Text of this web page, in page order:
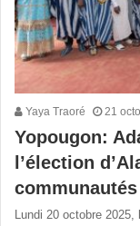
Yaya Traoré 21
Yopougon:
l’élection
communautés
Lundi 20 octobre